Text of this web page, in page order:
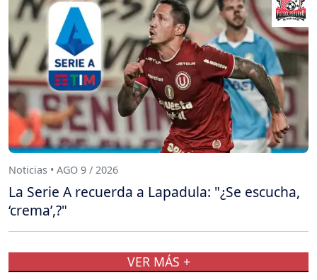
Noticias • AGO 9 / 2026
La Serie A recuerda a Lapadula: "¿Se escucha,
‘crema’,?"
VER MÁS +